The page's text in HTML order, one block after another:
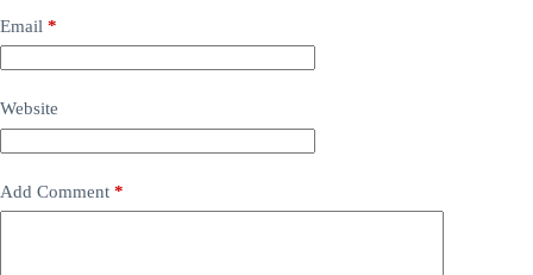
Email *
Website
Add Comment *